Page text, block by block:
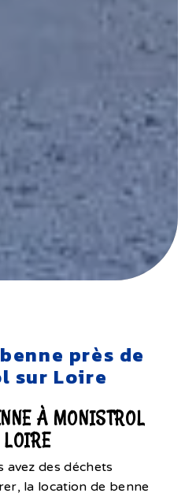
près de
sur Loire
À MONISTROL
avez des déchets
la location de benne